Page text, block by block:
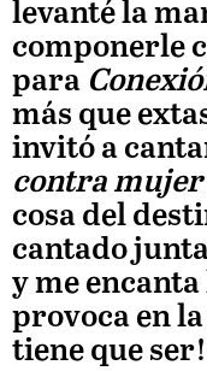
levanté la
componerle
para
más que
invitó a
contra mujer
cosa del
cantado
y me
provoca en la
tiene que